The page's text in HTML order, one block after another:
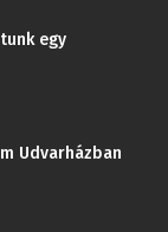
egy
Udvarházban